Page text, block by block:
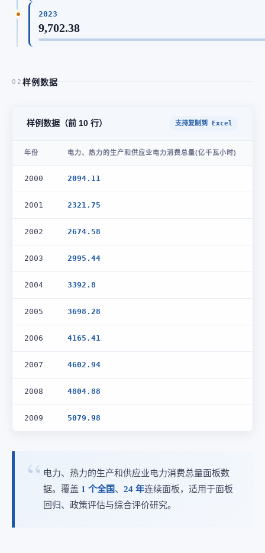
2023
9,702.38
02 样例数据
样例数据（前 10 行） 支持复制到 Excel
年份 电力、热力的生产和供应业电力消费总量(亿千瓦小时)
2000 2094.11
2001 2321.75
2002 2674.58
2003 2995.44
2004 3392.8
2005 3698.28
2006 4165.41
2007 4602.94
2008 4804.88
2009 5079.98
电力、热力的生产和供应业电力消费总量面板数
据。覆盖 1 个全国、 24 年连续面板，适用于面板
回归、政策评估与综合评价研究。